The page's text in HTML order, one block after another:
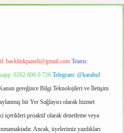
backlinkpaneli@gmail.com Teams:
0262 606 0 726 Telegram: @karabul
gereğince Bilgi Teknolojileri ve İletişim
bir Yer Sağlayıcı olarak hizmet
içerikleri proaktif olarak denetleme veya
Ancak, üyelerimiz yazdıkları